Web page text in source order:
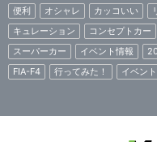
便利
オシャレ カッコいい
キュレーション
コンセプトカー
スーパーカー
イベント情報
FIA-F4
行ってみた！ イベント